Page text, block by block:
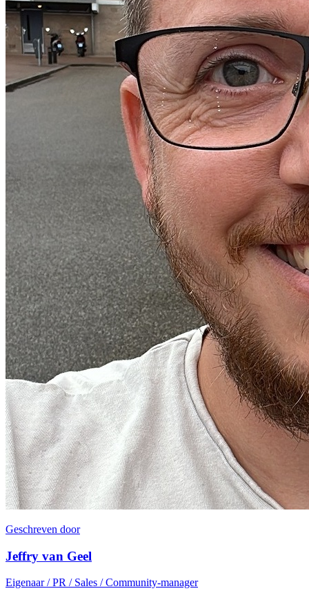
Geschreven door
Jeffry van Geel
Eigenaar / PR / Sales / Community-manager